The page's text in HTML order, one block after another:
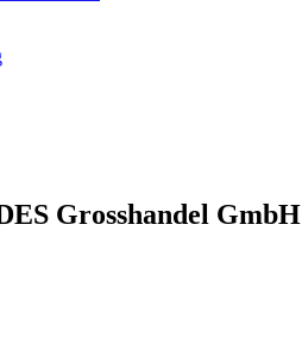
Grosshandel GmbH